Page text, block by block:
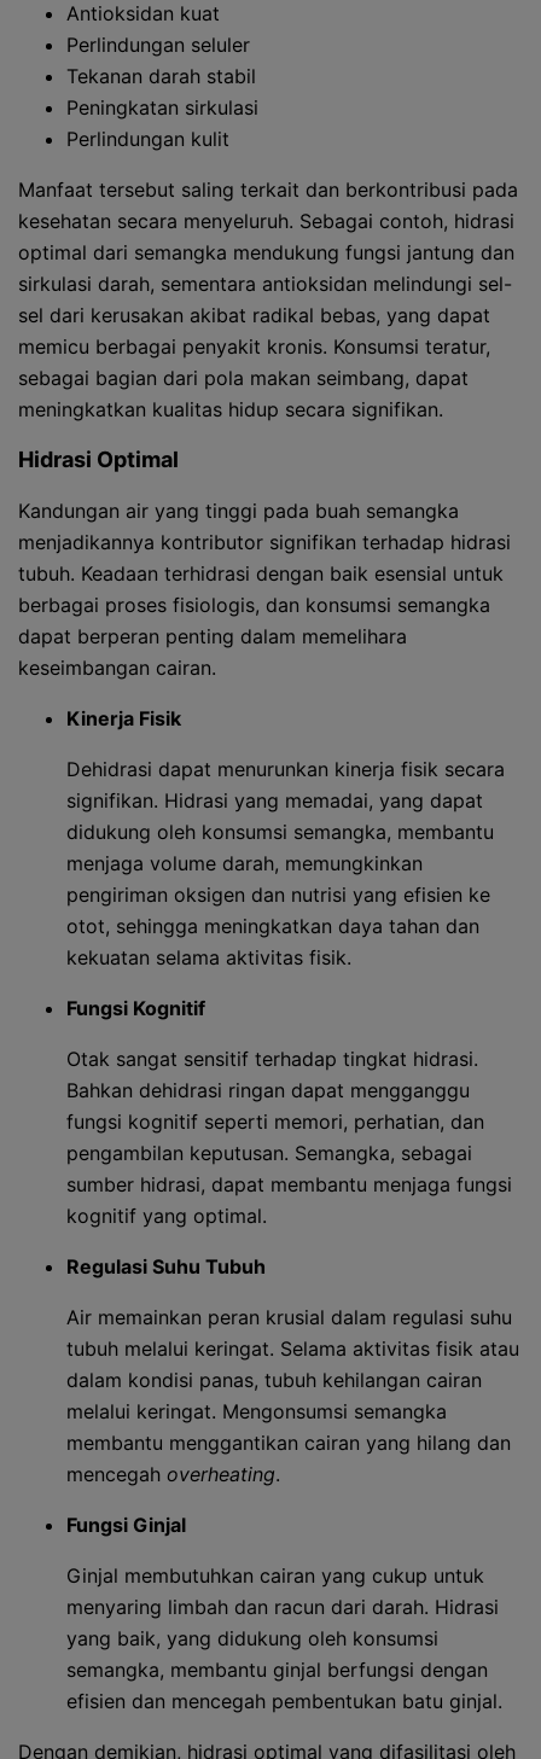
Antioksidan kuat
Perlindungan seluler
Tekanan darah stabil
Peningkatan sirkulasi
Perlindungan kulit
Manfaat tersebut saling terkait dan berkontribusi pada
kesehatan secara menyeluruh. Sebagai contoh, hidrasi
optimal dari semangka mendukung fungsi jantung dan
sirkulasi darah, sementara antioksidan melindungi sel-
sel dari kerusakan akibat radikal bebas, yang dapat
memicu berbagai penyakit kronis. Konsumsi teratur,
sebagai bagian dari pola makan seimbang, dapat
meningkatkan kualitas hidup secara signifikan.
Hidrasi Optimal
Kandungan air yang tinggi pada buah semangka
menjadikannya kontributor signifikan terhadap hidrasi
tubuh. Keadaan terhidrasi dengan baik esensial untuk
berbagai proses fisiologis, dan konsumsi semangka
dapat berperan penting dalam memelihara
keseimbangan cairan.
Kinerja Fisik
Dehidrasi dapat menurunkan kinerja fisik secara
signifikan. Hidrasi yang memadai, yang dapat
didukung oleh konsumsi semangka, membantu
menjaga volume darah, memungkinkan
pengiriman oksigen dan nutrisi yang efisien ke
otot, sehingga meningkatkan daya tahan dan
kekuatan selama aktivitas fisik.
Fungsi Kognitif
Otak sangat sensitif terhadap tingkat hidrasi.
Bahkan dehidrasi ringan dapat mengganggu
fungsi kognitif seperti memori, perhatian, dan
pengambilan keputusan. Semangka, sebagai
sumber hidrasi, dapat membantu menjaga fungsi
kognitif yang optimal.
Regulasi Suhu Tubuh
Air memainkan peran krusial dalam regulasi suhu
tubuh melalui keringat. Selama aktivitas fisik atau
dalam kondisi panas, tubuh kehilangan cairan
melalui keringat. Mengonsumsi semangka
membantu menggantikan cairan yang hilang dan
mencegah overheating.
Fungsi Ginjal
Ginjal membutuhkan cairan yang cukup untuk
menyaring limbah dan racun dari darah. Hidrasi
yang baik, yang didukung oleh konsumsi
semangka, membantu ginjal berfungsi dengan
efisien dan mencegah pembentukan batu ginjal.
Dengan demikian, hidrasi optimal yang difasilitasi oleh